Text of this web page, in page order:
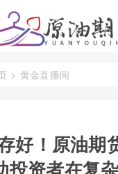
> 黄金直播间
好！原油期
投资者在复